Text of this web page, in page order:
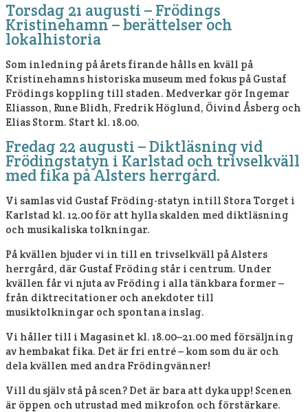
Torsdag 21 augusti – Frödings
Kristinehamn – berättelser och
lokalhistoria
Som inledning på årets firande hålls en kväll på
Kristinehamns historiska museum med fokus på Gustaf
Frödings koppling till staden. Medverkar gör Ingemar
Eliasson, Rune Blidh, Fredrik Höglund, Öivind Åsberg och
Elias Storm. Start kl. 18.00.
Fredag 22 augusti – Diktläsning vid
Frödingstatyn i Karlstad och trivselkväll
med fika på Alsters herrgård.
Vi samlas vid Gustaf Fröding-statyn intill Stora Torget i
Karlstad kl. 12.00 för att hylla skalden med diktläsning
och musikaliska tolkningar.
På kvällen bjuder vi in till en trivselkväll på Alsters
herrgård, där Gustaf Fröding står i centrum. Under
kvällen får vi njuta av Fröding i alla tänkbara former –
från diktrecitationer och anekdoter till
musiktolkningar och spontana inslag.
Vi håller till i Magasinet kl. 18.00–21.00 med försäljning
av hembakat fika. Det är fri entré – kom som du är och
dela kvällen med andra Frödingvänner!
Vill du själv stå på scen? Det är bara att dyka upp! Scenen
är öppen och utrustad med mikrofon och förstärkare.